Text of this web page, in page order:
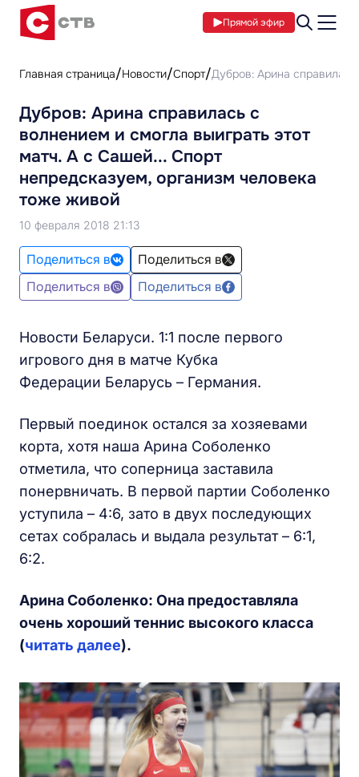
Прямой эфир
Главная страница Новости Спорт Дубров: Арина
Дубров: Арина справилась с
волнением и смогла выиграть этот
матч. А с Сашей... Спорт
непредсказуем, организм человека
тоже живой
10 февраля 2018 21:13
Поделиться в
Поделиться в
Поделиться в
Поделиться в
Новости Беларуси. 1:1 после первого
игрового дня в матче Кубка
Федерации Беларусь – Германия.
Первый поединок остался за хозяевами
корта, хотя наша Арина Соболенко
отметила, что соперница заставила
понервничать. В первой партии Соболенко
уступила – 4:6, зато в двух последующих
сетах собралась и выдала результат – 6:1,
6:2.
Арина Соболенко: Она предоставляла
очень хороший теннис высокого класса
(читать далее).